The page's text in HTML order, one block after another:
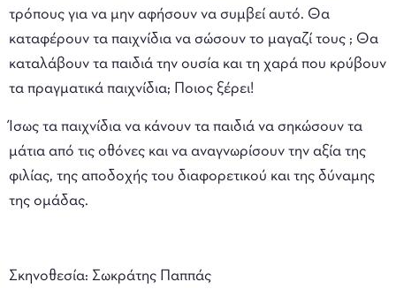
τρόπους για να μην αφήσουν να συμβεί αυτό. Θα
καταφέρουν τα παιχνίδια να σώσουν το μαγαζί τους ; Θα
καταλάβουν τα παιδιά την ουσία και τη χαρά που κρύβουν
τα πραγματικά παιχνίδια; Ποιος ξέρει!
Ίσως τα παιχνίδια να κάνουν τα παιδιά να σηκώσουν τα
μάτια από τις οθόνες και να αναγνωρίσουν την αξία της
φιλίας, της αποδοχής του διαφορετικού και της δύναμης
της ομάδας.
Σκηνοθεσία: Σωκράτης Παππάς